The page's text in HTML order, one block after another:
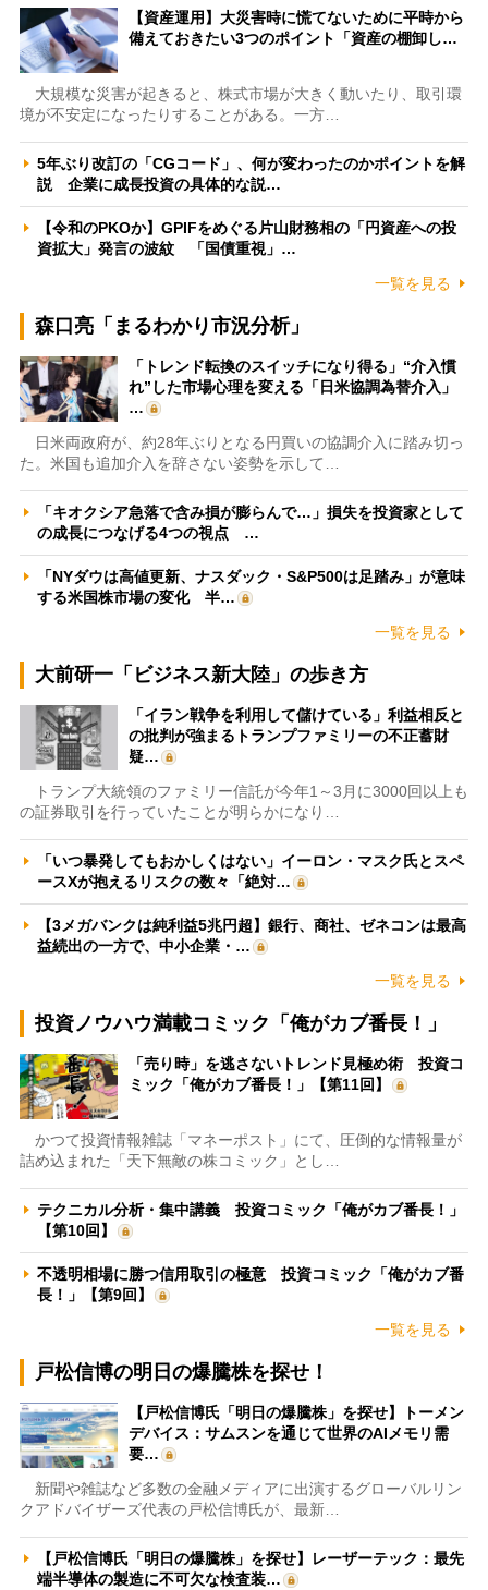
【資産運用】大災害時に慌てないために平時から
備えておきたい3つのポイント「資産の棚卸し…
大規模な災害が起きると、株式市場が大きく動いたり、取引環
境が不安定になったりすることがある。一方…
5年ぶり改訂の「CGコード」、何が変わったのかポイントを解
説 企業に成長投資の具体的な説…
【令和のPKOか】GPIFをめぐる片山財務相の「円資産への投
資拡大」発言の波紋 「国債重視」…
一覧を見る
森口亮「まるわかり市況分析」
「トレンド転換のスイッチになり得る」“介入慣
れ”した市場心理を変える「日米協調為替介入」
…
日米両政府が、約28年ぶりとなる円買いの協調介入に踏み切っ
た。米国も追加介入を辞さない姿勢を示して…
「キオクシア急落で含み損が膨らんで…」損失を投資家として
の成長につなげる4つの視点 …
「NYダウは高値更新、ナスダック・S&P500は足踏み」が意味
する米国株市場の変化 半…
一覧を見る
大前研一「ビジネス新大陸」の歩き方
「イラン戦争を利用して儲けている」利益相反と
の批判が強まるトランプファミリーの不正蓄財
疑…
トランプ大統領のファミリー信託が今年1～3月に3000回以上も
の証券取引を行っていたことが明らかになり…
「いつ暴発してもおかしくはない」イーロン・マスク氏とスペ
ースXが抱えるリスクの数々「絶対…
【3メガバンクは純利益5兆円超】銀行、商社、ゼネコンは最高
益続出の一方で、中小企業・…
一覧を見る
投資ノウハウ満載コミック「俺がカブ番長！」
「売り時」を逃さないトレンド見極め術 投資コ
ミック「俺がカブ番長！」【第11回】
かつて投資情報雑誌「マネーポスト」にて、圧倒的な情報量が
詰め込まれた「天下無敵の株コミック」とし…
テクニカル分析・集中講義 投資コミック「俺がカブ番長！」
【第10回】
不透明相場に勝つ信用取引の極意 投資コミック「俺がカブ番
長！」【第9回】
一覧を見る
戸松信博の明日の爆騰株を探せ！
【戸松信博氏「明日の爆騰株」を探せ】トーメン
デバイス：サムスンを通じて世界のAIメモリ需
要…
新聞や雑誌など多数の金融メディアに出演するグローバルリン
クアドバイザーズ代表の戸松信博氏が、最新…
【戸松信博氏「明日の爆騰株」を探せ】レーザーテック：最先
端半導体の製造に不可欠な検査装…